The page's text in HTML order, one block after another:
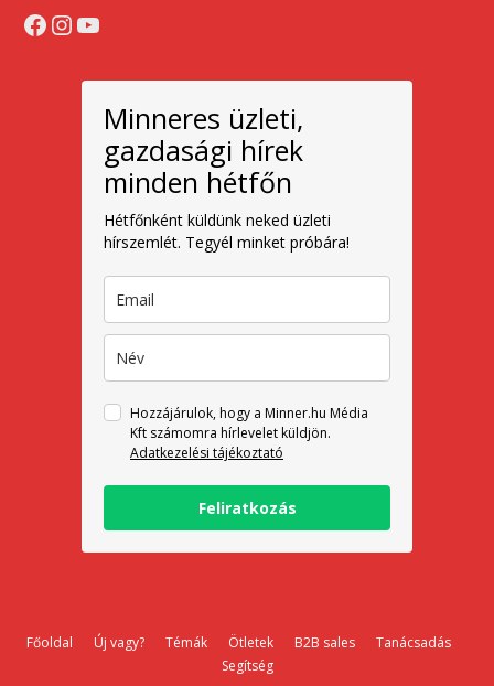
Facebook
Instagram
YouTube
Minneres üzleti,
gazdasági hírek
minden hétfőn
Hétfőnként küldünk neked üzleti
hírszemlét. Tegyél minket próbára!
Hozzájárulok, hogy a Minner.hu Média
Kft számomra hírlevelet küldjön.
Adatkezelési tájékoztató
Feliratkozás
Főoldal Új vagy? Témák Ötletek B2B sales
Tanácsadás
Segítség